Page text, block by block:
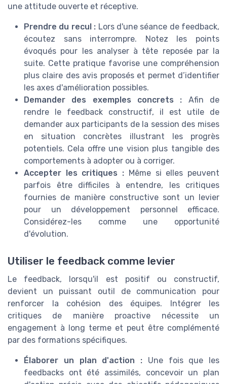
une attitude ouverte et réceptive.
Prendre du recul : Lors d'une séance de feedback,
écoutez sans interrompre. Notez les points
évoqués pour les analyser à tête reposée par la
suite. Cette pratique favorise une compréhension
plus claire des avis proposés et permet d’identifier
les axes d'amélioration possibles.
Demander des exemples concrets : Afin de
rendre le feedback constructif, il est utile de
demander aux participants de la session des mises
en situation concrètes illustrant les progrès
potentiels. Cela offre une vision plus tangible des
comportements à adopter ou à corriger.
Accepter les critiques : Même si elles peuvent
parfois être difficiles à entendre, les critiques
fournies de manière constructive sont un levier
pour un développement personnel efficace.
Considérez-les comme une opportunité
d'évolution.
Utiliser le feedback comme levier
Le feedback, lorsqu'il est positif ou constructif,
devient un puissant outil de communication pour
renforcer la cohésion des équipes. Intégrer les
critiques de manière proactive nécessite un
engagement à long terme et peut être complémenté
par des formations spécifiques.
Élaborer un plan d'action : Une fois que les
feedbacks ont été assimilés, concevoir un plan